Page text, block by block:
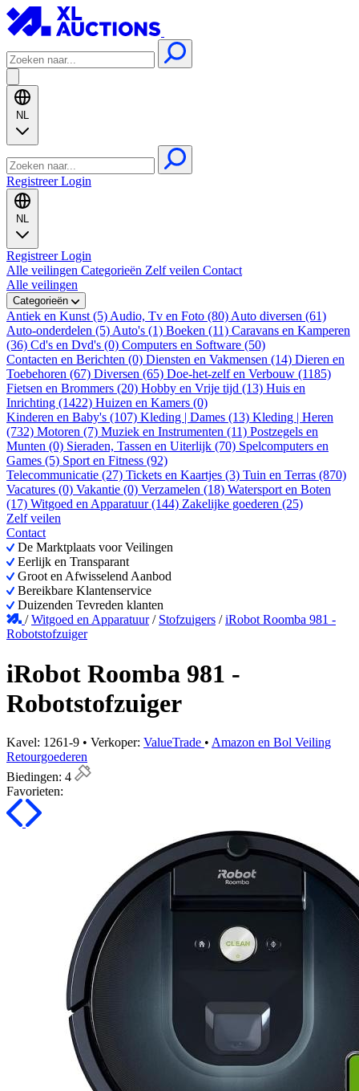
NL
RegistreerLogin
NL
RegistreerLogin
Alle veilingen Categorieën Zelf veilen Contact
Alle veilingen
Categorieën
Antiek en Kunst (5) Audio, Tv en Foto (80) Auto diversen (61)
Auto-onderdelen (5) Auto's (1) Boeken (11) Caravans en Kamperen
(36) Cd's en Dvd's (0) Computers en Software (50)
Contacten en Berichten (0) Diensten en Vakmensen (14) Dieren en
Toebehoren (67) Diversen (65) Doe-het-zelf en Verbouw (1185)
Fietsen en Brommers (20) Hobby en Vrije tijd (13) Huis en
Inrichting (1422) Huizen en Kamers (0)
Kinderen en Baby's (107) Kleding | Dames (13) Kleding | Heren
(732) Motoren (7) Muziek en Instrumenten (11) Postzegels en
Munten (0) Sieraden, Tassen en Uiterlijk (70) Spelcomputers en
Games (5) Sport en Fitness (92)
Telecommunicatie (27) Tickets en Kaartjes (3) Tuin en Terras (870)
Vacatures (0) Vakantie (0) Verzamelen (18) Watersport en Boten
(17) Witgoed en Apparatuur (144) Zakelijke goederen (25)
Zelf veilen
Contact
De Marktplaats voor Veilingen
Eerlijk en Transparant
Groot en Afwisselend Aanbod
Bereikbare Klantenservice
Duizenden Tevreden klanten
/Witgoed en Apparatuur / Stofzuigers /iRobot Roomba 981 -
Robotstofzuiger
iRobot Roomba 981 -
Robotstofzuiger
Kavel: 1261-9 • Verkoper: ValueTrade • Amazon en Bol Veiling
Retourgoederen
Biedingen: 4
Favorieten: